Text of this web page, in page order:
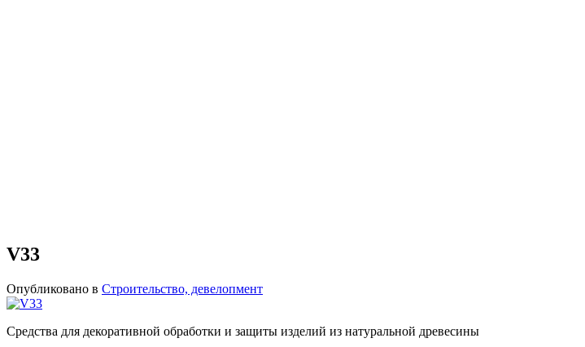
V33
Опубликовано в Строительство, девелопмент
Средства для декоративной обработки и защиты изделий из натуральной древесины